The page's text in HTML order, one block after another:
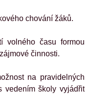
chování žáků.
volného času formou
činnosti.
na pravidelných
vedením školy vyjádřit